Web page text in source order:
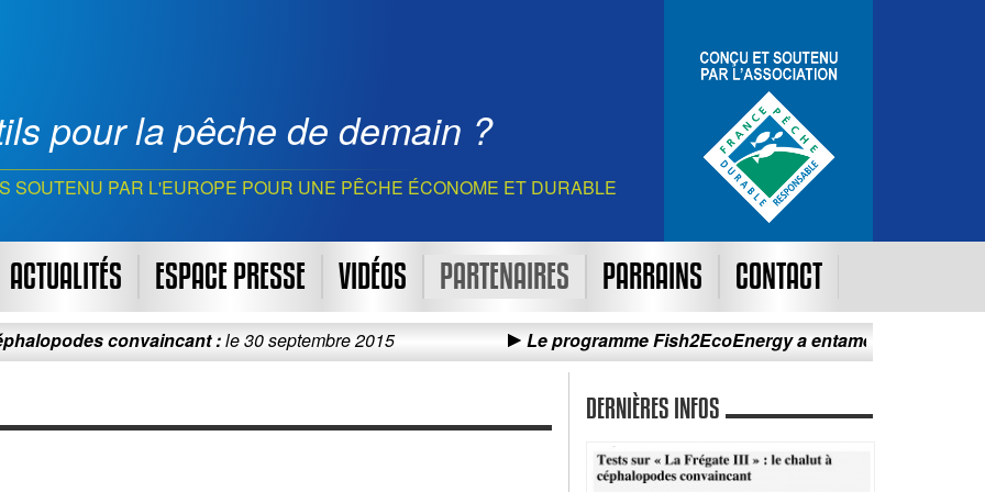
pour la pêche de demain ?
SOUTENU PAR L'EUROPE POUR UNE PÊCHE ÉCONOME ET DURABLE
ACTUALITÉS ESPACE PRESSE VIDÉOS PARTENAIRES PARRAINS CONTACT
convaincant :le 30 septembre 2015 Le programme Fish2EcoEnergy a entamé sa campagne
DERNIÈRES INFOS